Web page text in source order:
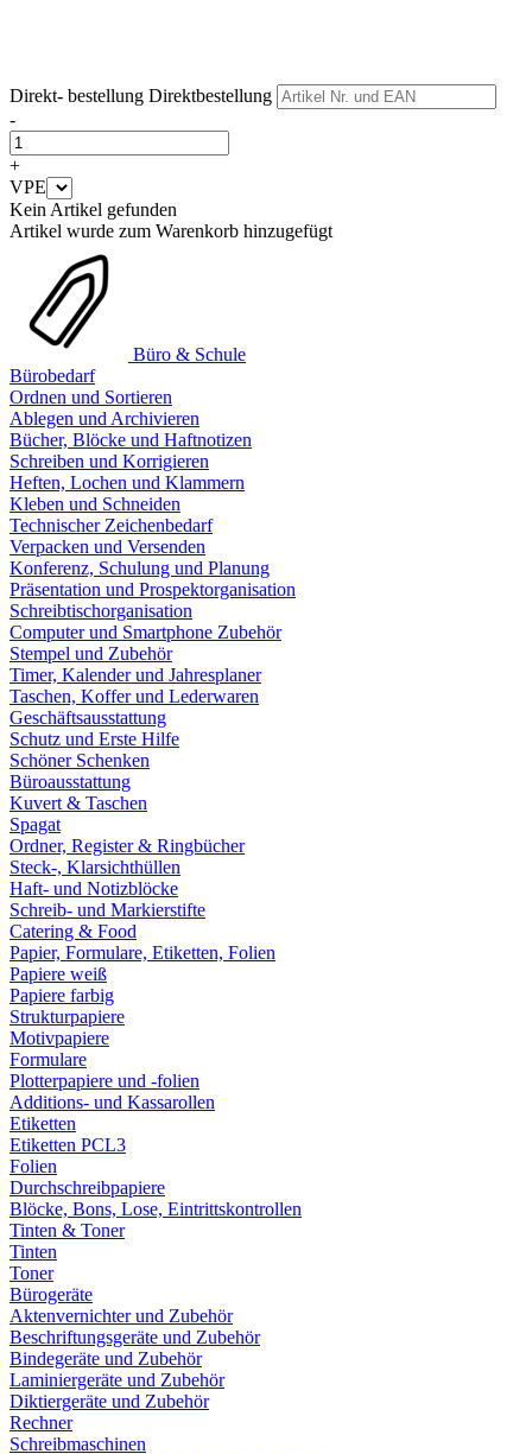
Direkt- bestellung Direktbestellung
-
+
VPE
Kein Artikel gefunden
Artikel wurde zum Warenkorb hinzugefügt
Büro & Schule
Bürobedarf
Ordnen und Sortieren
Ablegen und Archivieren
Bücher, Blöcke und Haftnotizen
Schreiben und Korrigieren
Heften, Lochen und Klammern
Kleben und Schneiden
Technischer Zeichenbedarf
Verpacken und Versenden
Konferenz, Schulung und Planung
Präsentation und Prospektorganisation
Schreibtischorganisation
Computer und Smartphone Zubehör
Stempel und Zubehör
Timer, Kalender und Jahresplaner
Taschen, Koffer und Lederwaren
Geschäftsausstattung
Schutz und Erste Hilfe
Schöner Schenken
Büroausstattung
Kuvert & Taschen
Spagat
Ordner, Register & Ringbücher
Steck-, Klarsichthüllen
Haft- und Notizblöcke
Schreib- und Markierstifte
Catering & Food
Papier, Formulare, Etiketten, Folien
Papiere weiß
Papiere farbig
Strukturpapiere
Motivpapiere
Formulare
Plotterpapiere und -folien
Additions- und Kassarollen
Etiketten
Etiketten PCL3
Folien
Durchschreibpapiere
Blöcke, Bons, Lose, Eintrittskontrollen
Tinten & Toner
Tinten
Toner
Bürogeräte
Aktenvernichter und Zubehör
Beschriftungsgeräte und Zubehör
Bindegeräte und Zubehör
Laminiergeräte und Zubehör
Diktiergeräte und Zubehör
Rechner
Schreibmaschinen